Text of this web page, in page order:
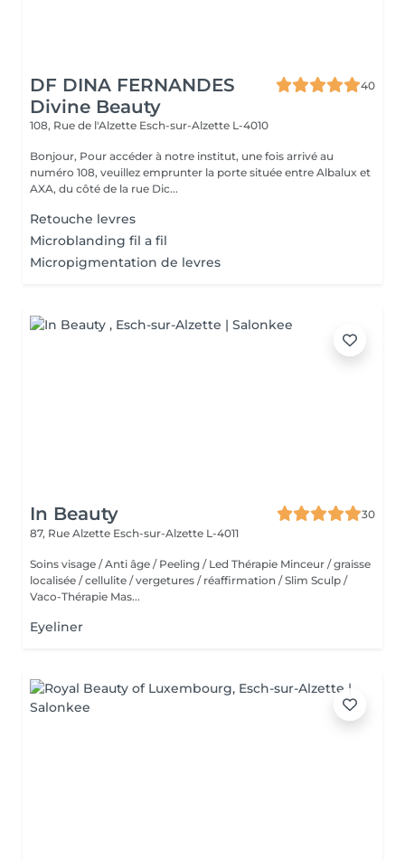
DF DINA FERNANDES
Divine Beauty
40
108, Rue de l'Alzette Esch-sur-Alzette L-4010
Bonjour, Pour accéder à notre institut, une fois arrivé au
numéro 108, veuillez emprunter la porte située entre Albalux et
AXA, du côté de la rue Dic...
Retouche levres
Microblanding fil a fil
Micropigmentation de levres
In Beauty
30
87, Rue Alzette Esch-sur-Alzette L-4011
Soins visage / Anti âge / Peeling / Led Thérapie Minceur / graisse
localisée / cellulite / vergetures / réaffirmation / Slim Sculp /
Vaco-Thérapie Mas...
Eyeliner